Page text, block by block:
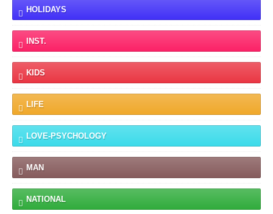
HOLIDAYS
INST.
KIDS
LIFE
LOVE-PSYCHOLOGY
MAN
NATIONAL